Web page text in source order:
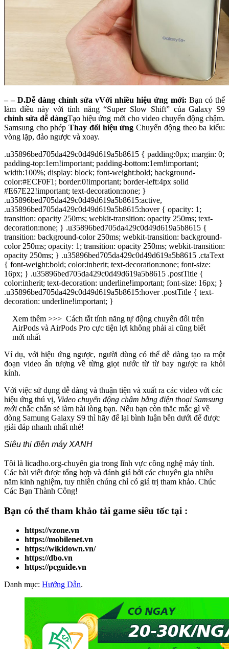
– – D.Dễ dàng chỉnh sửa vVới nhiều hiệu ứng mới: Bạn có thể
làm điều này với tính năng “Super Slow Shift” của Galaxy S9
chỉnh sửa dễ dàngTạo hiệu ứng mới cho video chuyển động chậm.
Samsung cho phépThay đổi hiệu ứng Chuyển động theo ba kiểu:
vòng lặp, đảo ngược và xoay.
.u35896bed705da429c0d49d619a5b8615 { padding:0px; margin: 0;
padding-top:1em!important; padding-bottom:1em!important;
width:100%; display: block; font-weight:bold; background-
color:#ECF0F1; border:0!important; border-left:4px solid
#E67E22!important; text-decoration:none; }
.u35896bed705da429c0d49d619a5b8615:active,
.u35896bed705da429c0d49d619a5b8615:hover { opacity: 1;
transition: opacity 250ms; webkit-transition: opacity 250ms; text-
decoration:none; } .u35896bed705da429c0d49d619a5b8615 {
transition: background-color 250ms; webkit-transition: background-
color 250ms; opacity: 1; transition: opacity 250ms; webkit-transition:
opacity 250ms; } .u35896bed705da429c0d49d619a5b8615 .ctaText
{ font-weight:bold; color:inherit; text-decoration:none; font-size:
16px; } .u35896bed705da429c0d49d619a5b8615 .postTitle {
color:inherit; text-decoration: underline!important; font-size: 16px; }
.u35896bed705da429c0d49d619a5b8615:hover .postTitle { text-
decoration: underline!important; }
Xem thêm >>> Cách tắt tính năng tự động chuyển đổi trên
AirPods và AirPods Pro cực tiện lợi không phải ai cũng biết
mới nhất
Ví dụ, với hiệu ứng ngược, người dùng có thể dễ dàng tạo ra một
đoạn video ấn tượng về từng giọt nước từ từ bay ngược ra khỏi
kính.
Với việc sử dụng dễ dàng và thuận tiện và xuất ra các video với các
hiệu ứng thú vị, Video chuyển động chậm bằng điện thoại Samsung
mới chắc chắn sẽ làm hài lòng bạn. Nếu bạn còn thắc mắc gì về
dòng Samung Galaxy S9 thì hãy để lại bình luận bên dưới để được
giải đáp nhanh nhất nhé!
Siêu thị điện máy XANH
Tôi là licadho.org-chuyên gia trong lĩnh vực công nghệ máy tính.
Các bài viết được tổng hợp và đánh giá bởi các chuyên gia nhiều
năm kinh nghiệm, tuy nhiên chúng chỉ có giá trị tham khảo. Chúc
Các Bạn Thành Công!
Bạn có thể tham khảo tải game siêu tốc tại :
https://vzone.vn
https://mobilenet.vn
https://wikidown.vn/
https://dbo.vn
https://pcguide.vn
Danh mục: Hướng Dẫn.